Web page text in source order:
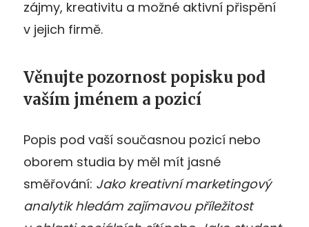
zájmy, kreativitu a možné aktivní přispění
v jejich firmě.
Věnujte pozornost popisku pod
vaším jménem a pozicí
Popis pod vaší současnou pozicí nebo
oborem studia by měl mít jasné
směřování: Jako kreativní marketingový
analytik hledám zajímavou příležitost